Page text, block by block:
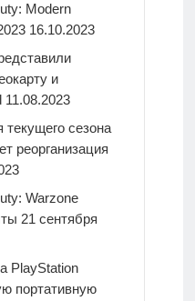
Modern
16.10.2023
и
11.08.2023
сезона
реорганизация
Warzone
21 сентября
PlayStation
портативную